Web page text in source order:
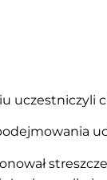
uczestniczyli